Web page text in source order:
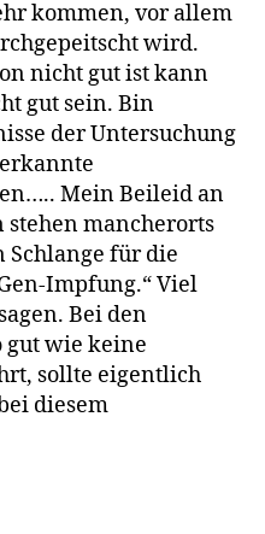
kommen, vor allem
wird.
nicht gut ist kann
gut sein. Bin
der Untersuchung
Mein Beileid an
mancherorts
für die
Impfung.“ Viel
Bei den
gut wie keine
sollte eigentlich
diesem